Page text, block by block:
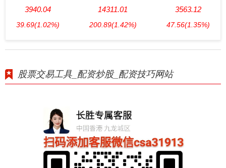
3940.04
39.69(1.02%)
14311.01
200.89(1.42%)
3563.12
47.56(1.35%)
股票交易工具_配资炒股_配资技巧网站